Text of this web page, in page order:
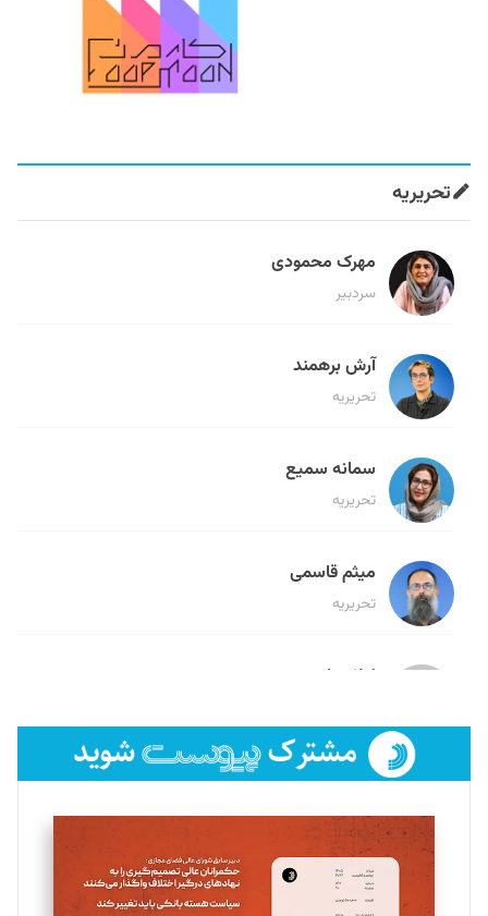
تحریریه
مهرک محمودی
سردبیر
آرش برهمند
تحریریه
سمانه سمیع
تحریریه
میثم قاسمی
تحریریه
لیلا حنارود
فائزه فتحی رستمی
تحریریه
سروش کرمیان